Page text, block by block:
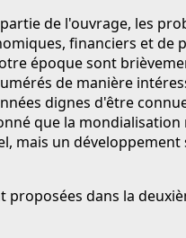
de l'ouvrage, les
financiers et de
époque sont
de manière
dignes d'être
que la mondialisation
mais un développement
proposées dans la